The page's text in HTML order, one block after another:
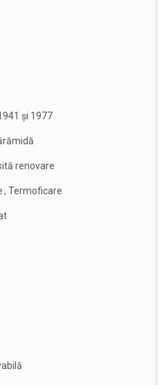
și 1977
renovare
, Termoficare